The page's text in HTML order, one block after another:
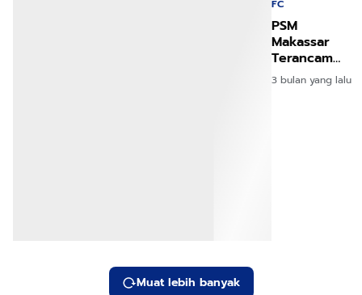
FC
PSM
Makassar
Terancam
Degradasi
Duel Berat
3 bulan yang lalu
Muat lebih banyak